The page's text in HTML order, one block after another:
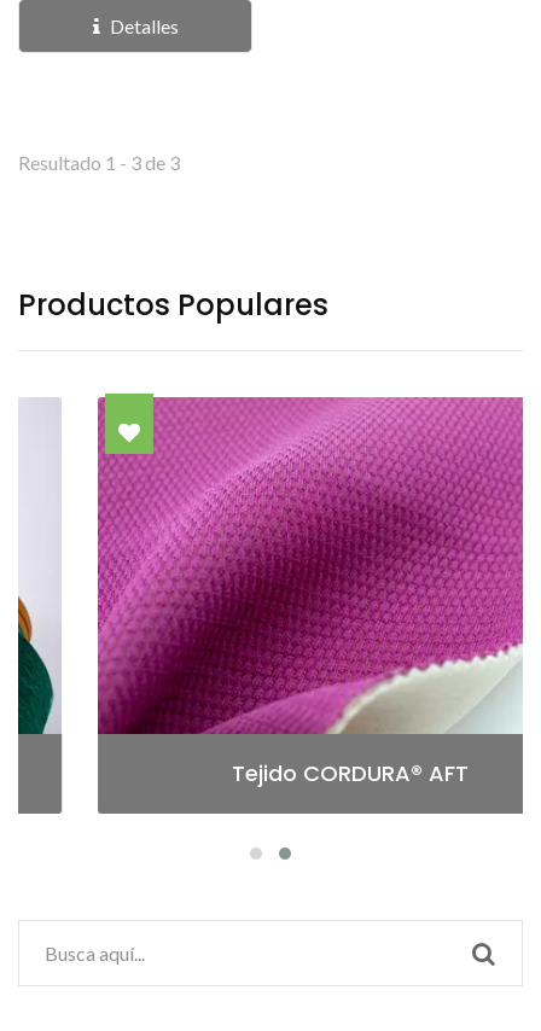
Detalles
Resultado 1 - 3 de 3
Productos Populares
Tejido CORDURA® AFT